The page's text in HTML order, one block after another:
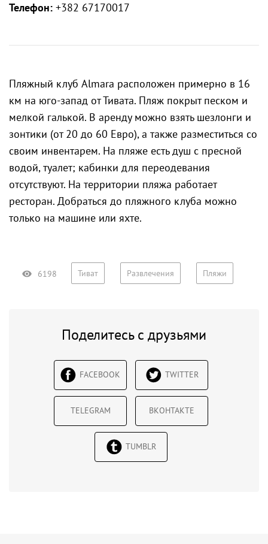
Телефон: +382 67170017
Пляжный клуб Almara расположен примерно в 16
км на юго-запад от Тивата. Пляж покрыт песком и
мелкой галькой. В аренду можно взять шезлонги и
зонтики (от 20 до 60 Евро), а также разместиться со
своим инвентарем. На пляже есть душ с пресной
водой, туалет; кабинки для переодевания
отсутствуют. На территории пляжа работает
ресторан. Добраться до пляжного клуба можно
только на машине или яхте.
6198 Тиват Развлечения Пляжи
Поделитесь с друзьями
FACEBOOK TWITTER
TELEGRAM ВКОНТАКТЕ
TUMBLR